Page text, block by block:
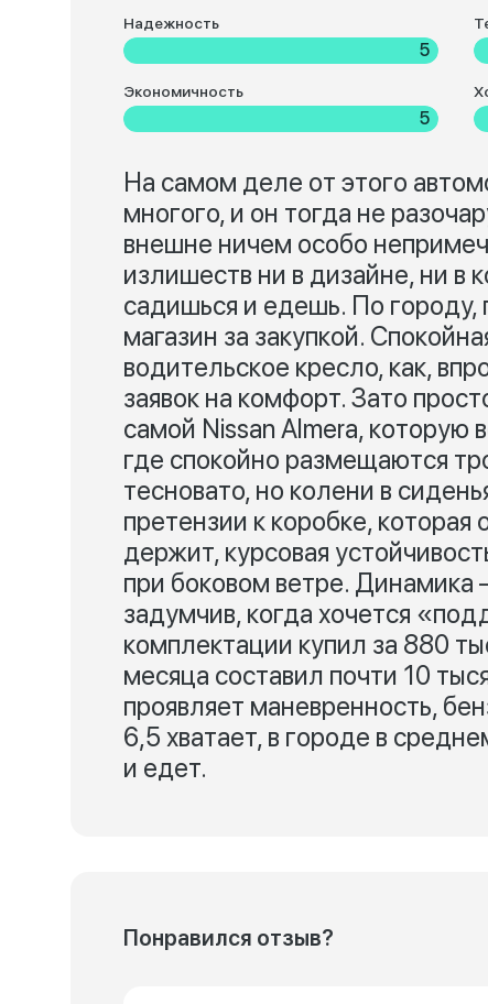
Надежность
5
Экономичность
5
На самом деле от этого
многого, и он тогда не
внешне ничем особо
излишеств ни в дизайне, ни в
садишься и едешь. По городу,
магазин за закупкой.
водительское кресло, как,
заявок на комфорт. Зато
самой Nissan Almera, которую
где спокойно размещаются
тесновато, но колени в
претензии к коробке,
держит, курсовая
при боковом ветре. Динамика
задумчив, когда хочется
комплектации купил за 880
месяца составил почти 10
проявляет маневренность,
6,5 хватает, в городе в
и едет.
Понравился отзыв?